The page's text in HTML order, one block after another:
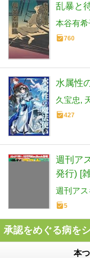
乱暴と
本谷有希
760
水属性
久宝忠
427
週刊ア
発行) [
週刊ア
5
承認をめぐる病を
本